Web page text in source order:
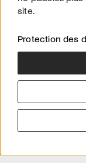
Deux footballeurs
sentiments.
Version allemande
A propos de arttv.ch
site.
Protection des